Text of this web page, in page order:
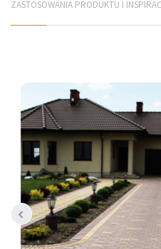
Tral-
BRUK
KOST-
Bruk Sp.
Goliat
ZASTOSOWANIA PRODUKTU I